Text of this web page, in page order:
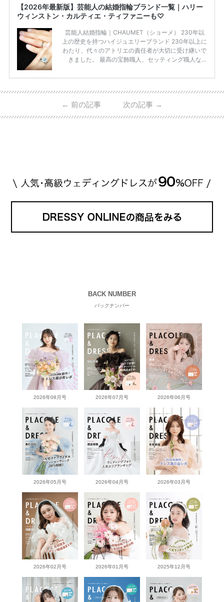
【2026年最新版】芸能人の結婚指輪ブランド一覧｜ハリー
ウィンストン・カルティエ・ティファニーも♡
芸能人結婚指輪｜CHAUMET（ショーメ） 230年以
上の歴史を持つハイジュエリーブランド 230年以上に
わたり、代々のアトリエの責任者が大切に受け継いで
きました。 最高の宝飾職人、セッティング職人な
高品質の宝石を扱っています。 至高のデザインと品
ん・魔裟斗さんの婚約指輪 魔裟斗さんが矢沢さんに
贈られた指輪は1カラットのものです。 ショーメの価
← 前の記事 次の記事 →
BACK NUMBER
バックナンバー
2026年08月号 2026年07月号 2026年06月号
2026年05月号 2026年04月号 2026年03月号
2026年02月号 2026年01月号 2025年12月号